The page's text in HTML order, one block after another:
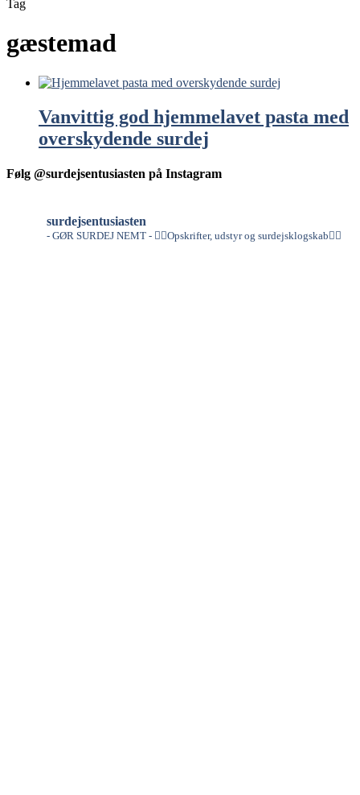
Tag
gæstemad
Vanvittig god hjemmelavet pasta med
overskydende surdej
Følg @surdejsentusiasten på Instagram
surdejsentusiasten
- GØR SURDEJ NEMT - 👇🏻Opskrifter, udstyr og surdejsklogskab👇🏻